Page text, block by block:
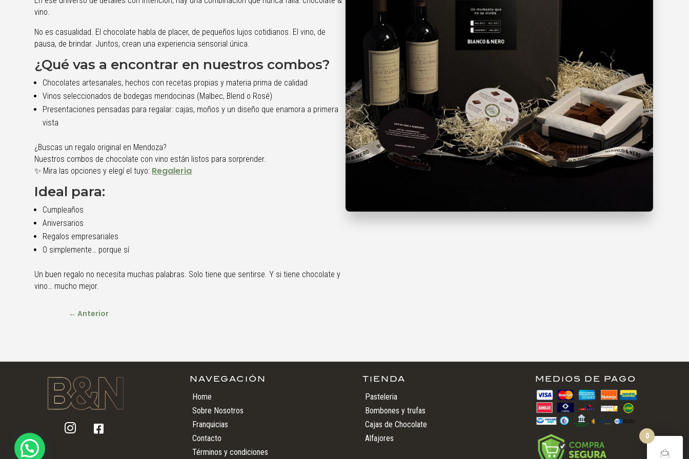
vino.
No es casualidad. El chocolate habla de placer, de pequeños lujos cotidianos. El vino, de
pausa, de brindar. Juntos, crean una experiencia sensorial única.
¿Qué vas a encontrar en nuestros combos?
Chocolates artesanales, hechos con recetas propias y materia prima de calidad
Vinos seleccionados de bodegas mendocinas (Malbec, Blend o Rosé)
Presentaciones pensadas para regalar: cajas, moños y un diseño que enamora a primera
vista
¿Buscas un regalo original en Mendoza?
Nuestros combos de chocolate con vino están listos para sorprender.
✨ Mira las opciones y elegí el tuyo: Regaleria
Ideal para:
Cumpleaños
Aniversarios
Regalos empresariales
O simplemente… porque sí
Un buen regalo no necesita muchas palabras. Solo tiene que sentirse. Y si tiene chocolate y
vino… mucho mejor.
←Anterior
 
NAVEGACIÓN
Home
Sobre Nosotros
Franquicias
Contacto
Términos y condiciones
TIENDA
Pasteleria
Bombones y trufas
Cajas de Chocolate
Alfajores
MEDIOS DE PAGO
0